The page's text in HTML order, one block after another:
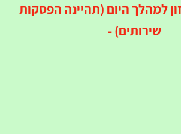
למהלך היום (תהיינה הפסקות
שירותים) -